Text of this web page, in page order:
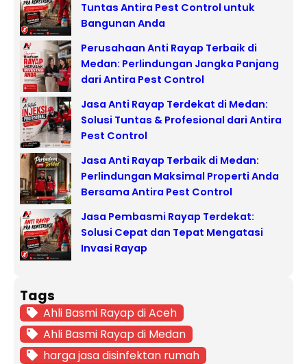
Tuntas Antira Pest Control untuk
Bangunan Anda
Perusahaan Anti Rayap Terbaik di
Medan: Perlindungan Jangka Panjang
dari Antira Pest Control
Jasa Anti Rayap Terdekat di Medan:
Solusi Tuntas & Profesional dari Antira
Pest Control
Jasa Anti Rayap Terbaik di Medan:
Perlindungan Maksimal Properti Anda
Bersama Antira Pest Control
Jasa Pembasmi Rayap Terdekat:
Solusi Cepat dan Tepat Mengatasi
Invasi Rayap
Tags
Ahli Basmi Rayap di Aceh
Ahli Basmi Rayap di Medan
harga jasa disinfektan rumah